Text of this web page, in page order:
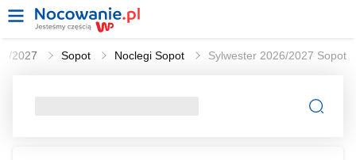
2027 Sopot Noclegi Sopot Sylwester 2026/2027 Sopot